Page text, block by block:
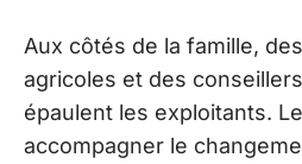
Aux côtés de la famille,
agricoles et des
épaulent les exploitants.
accompagner le